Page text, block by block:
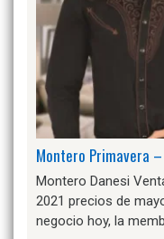
Montero Primavera
Montero Danesi
2021 precios de
negocio hoy, la